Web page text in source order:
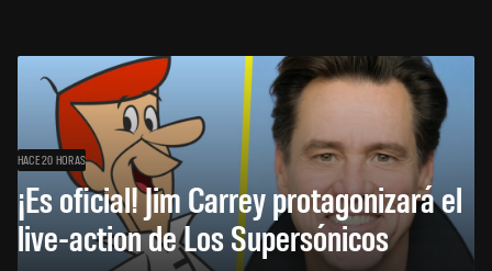
HACE 20 HORAS
¡Es oficial! Jim Carrey protagonizará el
live-action de Los Supersónicos